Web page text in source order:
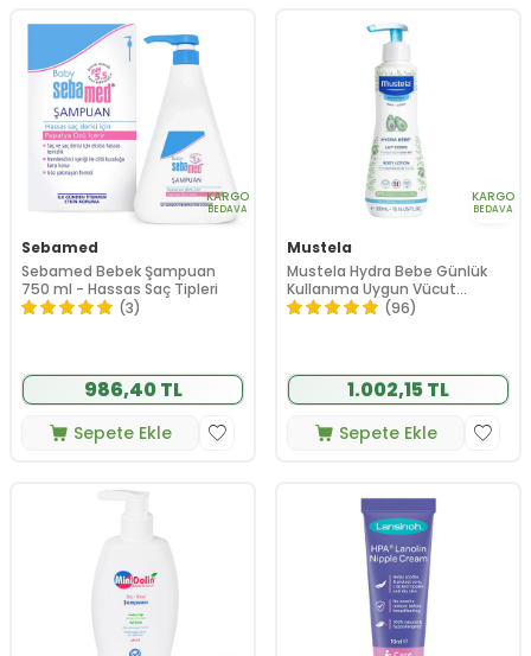
KARGO
BEDAVA
Sebamed
Sebamed Bebek Şampuan
750 ml - Hassas Saç Tipleri
(3)
986,40 TL
Sepete Ekle
KARGO
BEDAVA
Mustela
Mustela Hydra Bebe Günlük
Kullanıma Uygun Vücut
Losyonu 300ml(96)
1.002,15 TL
Sepete Ekle